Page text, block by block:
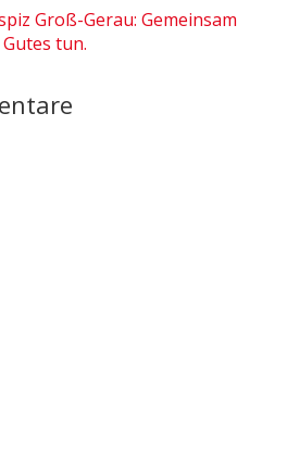
Groß-Gerau: Gemeinsam
tun.